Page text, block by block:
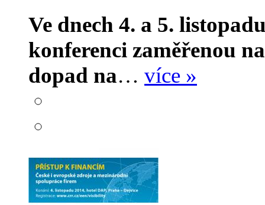
Ve dnech 4. a 5.
konferenci zaměřenou
dopad na… více »